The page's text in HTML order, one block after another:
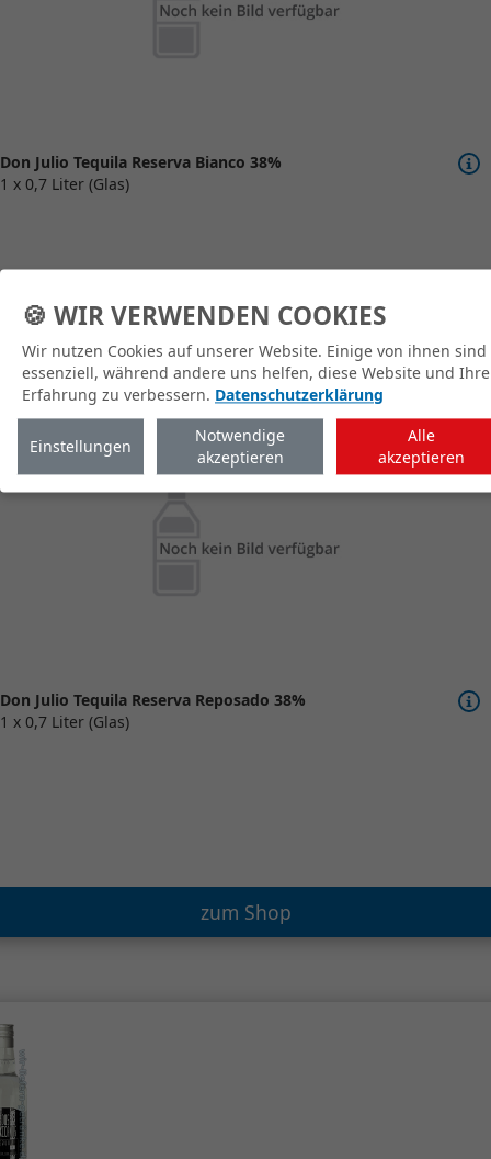
Don Julio Tequila Reserva Bianco 38%
1 x 0,7 Liter (Glas)
zum Shop
Don Julio Tequila Reserva Reposado 38%
1 x 0,7 Liter (Glas)
zum Shop
🍪 WIR VERWENDEN COOKIES
Wir nutzen Cookies auf unserer Website. Einige von ihnen sind
essenziell, während andere uns helfen, diese Website und Ihre
Erfahrung zu verbessern. Datenschutzerklärung
Einstellungen
Notwendige
akzeptieren
Alle
akzeptieren